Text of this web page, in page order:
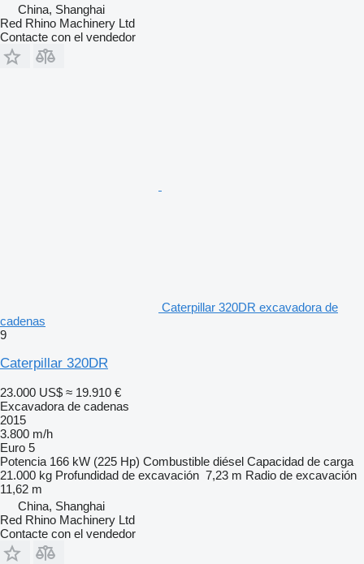
China, Shanghai
Red Rhino Machinery Ltd
Contacte con el vendedor
Caterpillar 320DR excavadora de
cadenas
9
Caterpillar 320DR
23.000 US$ ≈ 19.910 €
Excavadora de cadenas
2015
3.800 m/h
Euro 5
Potencia 166 kW (225 Hp) Combustible diésel Capacidad de carga
21.000 kg Profundidad de excavación 7,23 m Radio de excavación
11,62 m
China, Shanghai
Red Rhino Machinery Ltd
Contacte con el vendedor